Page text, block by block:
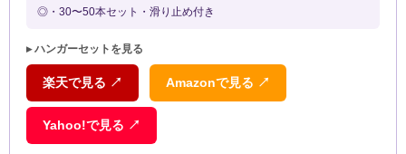
◎・30〜50本セット・滑り止め付き
▸ ハンガーセットを見る
楽天で見る ↗ Amazonで見る ↗
Yahoo!で見る ↗